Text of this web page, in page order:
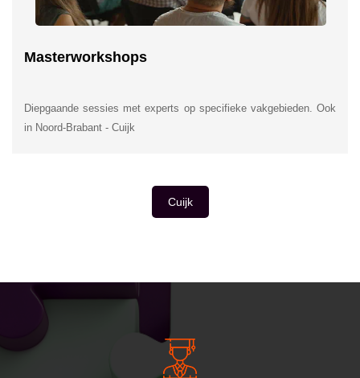
Masterworkshops
Diepgaande sessies met experts op specifieke vakgebieden. Ook
in Noord-Brabant - Cuijk
Cuijk
INSIDE INFORMATIE